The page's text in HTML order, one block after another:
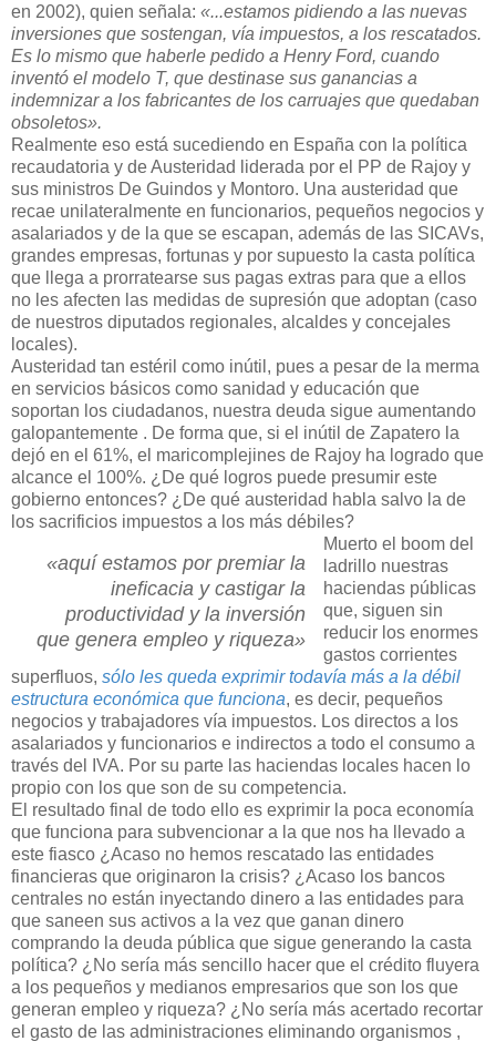
en 2002), quien señala: «...estamos pidiendo a las nuevas
inversiones que sostengan, vía impuestos, a los rescatados.
Es lo mismo que haberle pedido a Henry Ford, cuando
inventó el modelo T, que destinase sus ganancias a
indemnizar a los fabricantes de los carruajes que quedaban
obsoletos».
Realmente eso está sucediendo en España con la política
recaudatoria y de Austeridad liderada por el PP de Rajoy y
sus ministros De Guindos y Montoro. Una austeridad que
recae unilateralmente en funcionarios, pequeños negocios y
asalariados y de la que se escapan, además de las SICAVs,
grandes empresas, fortunas y por supuesto la casta política
que llega a prorratearse sus pagas extras para que a ellos
no les afecten las medidas de supresión que adoptan (caso
de nuestros diputados regionales, alcaldes y concejales
locales).
Austeridad tan estéril como inútil, pues a pesar de la merma
en servicios básicos como sanidad y educación que
soportan los ciudadanos, nuestra deuda sigue aumentando
galopantemente . De forma que, si el inútil de Zapatero la
dejó en el 61%, el maricomplejines de Rajoy ha logrado que
alcance el 100%. ¿De qué logros puede presumir este
gobierno entonces? ¿De qué austeridad habla salvo la de
los sacrificios impuestos a los más débiles?
«aquí estamos por premiar la
ineficacia y castigar la
productividad y la inversión
que genera empleo y riqueza»
Muerto el boom del
ladrillo nuestras
haciendas públicas
que, siguen sin
reducir los enormes
gastos corrientes
superfluos, sólo les queda exprimir todavía más a la débil
estructura económica que funciona, es decir, pequeños
negocios y trabajadores vía impuestos. Los directos a los
asalariados y funcionarios e indirectos a todo el consumo a
través del IVA. Por su parte las haciendas locales hacen lo
propio con los que son de su competencia.
El resultado final de todo ello es exprimir la poca economía
que funciona para subvencionar a la que nos ha llevado a
este fiasco ¿Acaso no hemos rescatado las entidades
financieras que originaron la crisis? ¿Acaso los bancos
centrales no están inyectando dinero a las entidades para
que saneen sus activos a la vez que ganan dinero
comprando la deuda pública que sigue generando la casta
política? ¿No sería más sencillo hacer que el crédito fluyera
a los pequeños y medianos empresarios que son los que
generan empleo y riqueza? ¿No sería más acertado recortar
el gasto de las administraciones eliminando organismos ,